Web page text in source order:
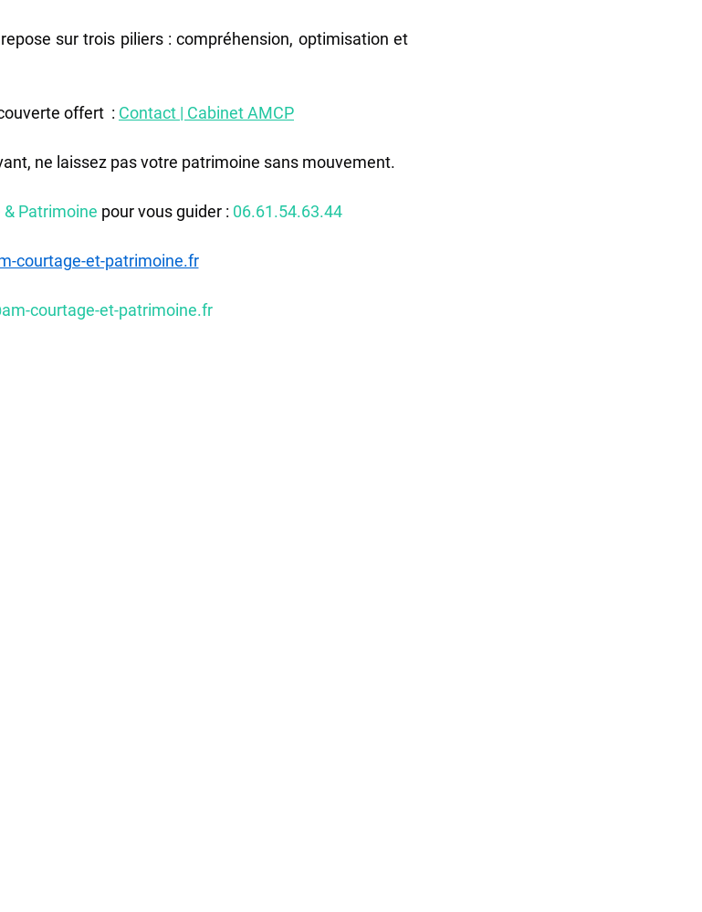
sur trois piliers : compréhension, optimisation et
offert  : Contact | Cabinet AMCP
ne laissez pas votre patrimoine sans mouvement.
Patrimoine pour vous guider : 06.61.54.63.44
courtage-et-patrimoine.fr
courtage-et-patrimoine.fr